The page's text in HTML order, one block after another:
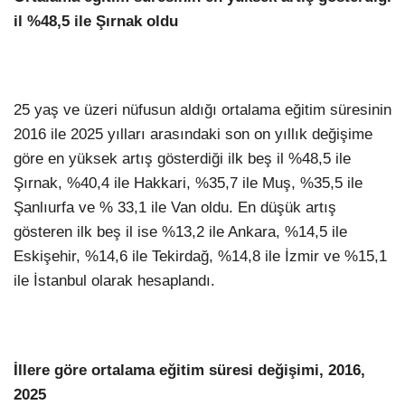
il %48,5 ile Şırnak oldu
25 yaş ve üzeri nüfusun aldığı ortalama eğitim süresinin
2016 ile 2025 yılları arasındaki son on yıllık değişime
göre en yüksek artış gösterdiği ilk beş il %48,5 ile
Şırnak, %40,4 ile Hakkari, %35,7 ile Muş, %35,5 ile
Şanlıurfa ve % 33,1 ile Van oldu. En düşük artış
gösteren ilk beş il ise %13,2 ile Ankara, %14,5 ile
Eskişehir, %14,6 ile Tekirdağ, %14,8 ile İzmir ve %15,1
ile İstanbul olarak hesaplandı.
İllere göre ortalama eğitim süresi değişimi, 2016,
2025